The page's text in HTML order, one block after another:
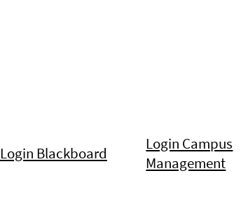
Login Blackboard
Login Campus
Management